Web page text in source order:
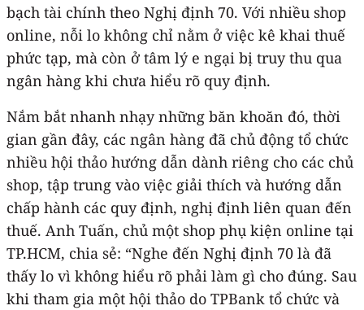
bạch tài chính theo Nghị định 70. Với nhiều shop
online, nỗi lo không chỉ nằm ở việc kê khai thuế
phức tạp, mà còn ở tâm lý e ngại bị truy thu qua
ngân hàng khi chưa hiểu rõ quy định.
Nắm bắt nhanh nhạy những băn khoăn đó, thời
gian gần đây, các ngân hàng đã chủ động tổ chức
nhiều hội thảo hướng dẫn dành riêng cho các chủ
shop, tập trung vào việc giải thích và hướng dẫn
chấp hành các quy định, nghị định liên quan đến
thuế. Anh Tuấn, chủ một shop phụ kiện online tại
TP.HCM, chia sẻ: “Nghe đến Nghị định 70 là đã
thấy lo vì không hiểu rõ phải làm gì cho đúng. Sau
khi tham gia một hội thảo do TPBank tổ chức và